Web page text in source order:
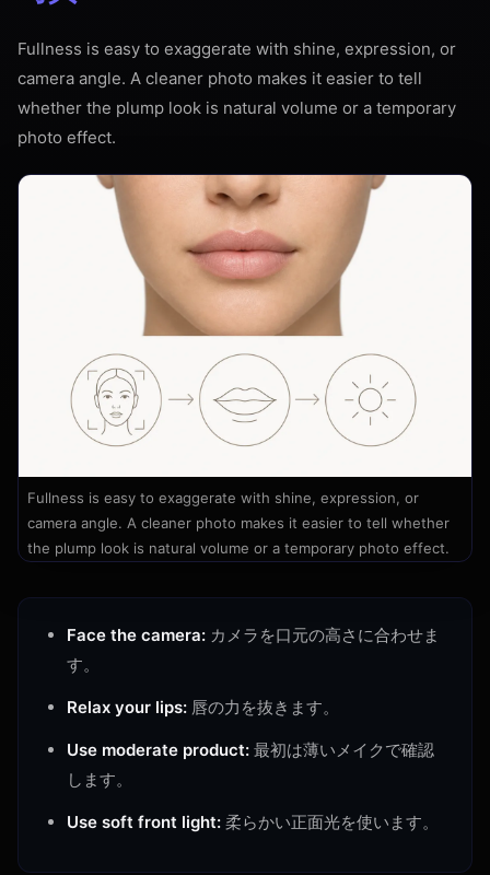
Fullness is easy to exaggerate with shine, expression, or
camera angle. A cleaner photo makes it easier to tell
whether the plump look is natural volume or a temporary
photo effect.
Fullness is easy to exaggerate with shine, expression, or
camera angle. A cleaner photo makes it easier to tell whether
the plump look is natural volume or a temporary photo effect.
Face the camera: カメラを口元の高さに合わせま
す。
Relax your lips: 唇の力を抜きます。
Use moderate product: 最初は薄いメイクで確認
します。
Use soft front light: 柔らかい正面光を使います。